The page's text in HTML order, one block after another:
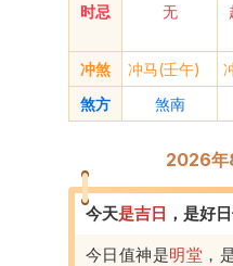
时忌 无
冲煞 冲马(壬午)
煞方
煞南
2026年
今天是吉 日 ， 是好
今日值神是明堂 ，